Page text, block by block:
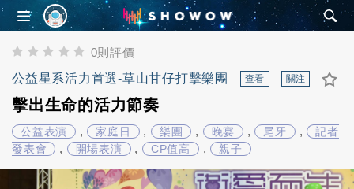
0則評價
公益星系活力首選-草山甘仔打擊樂團
查看 關注
擊出生命的活力節奏
公益表演 , 家庭日 , 樂團 , 晚宴 , 尾牙 ,
記者
發表會
, 開場表演 , CP值高 , 親子